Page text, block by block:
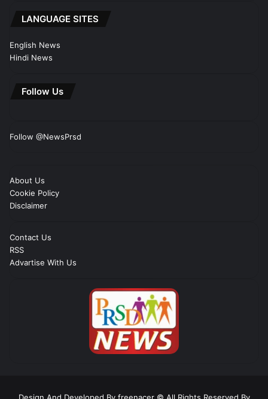
LANGUAGE SITES
English News
Hindi News
Follow Us
Follow @NewsPrsd
About Us
Cookie Policy
Disclaimer
Contact Us
RSS
Advartise With Us